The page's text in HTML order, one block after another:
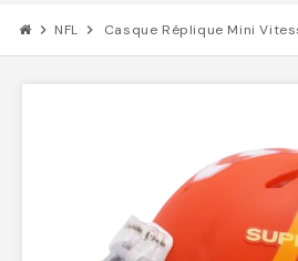
chevron_right NFL chevron_right Casque Réplique Mini